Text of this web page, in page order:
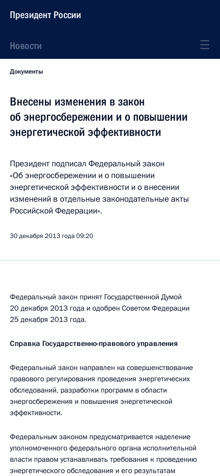
Президент России
Новости
Документы
Внесены изменения в закон
об энергосбережении и о повышении
энергетической эффективности
Президент подписал Федеральный закон
«Об энергосбережении и о повышении
энергетической эффективности и о внесении
изменений в отдельные законодательные акты
Российской Федерации».
30 декабря 2013 года09:20
Федеральный закон принят Государственной Думой
20 декабря 2013 года и одобрен Советом Федерации
25 декабря 2013 года.
Справка Государственно-правового управления
Федеральный закон направлен на совершенствование
правового регулирования проведения энергетических
обследований, разработки программ в области
энергосбережения и повышения энергетической
эффективности.
Федеральным законом предусматривается наделение
уполномоченного федерального органа исполнительной
власти правом устанавливать требования к проведению
энергетического обследования и его результатам